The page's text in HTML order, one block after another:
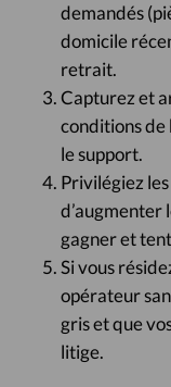
demandés
domicile
retrait.
Capturez et
conditions de
le support.
Privilégiez
d’augmenter
gagner et
Si vous
opérateur
gris et que
litige.